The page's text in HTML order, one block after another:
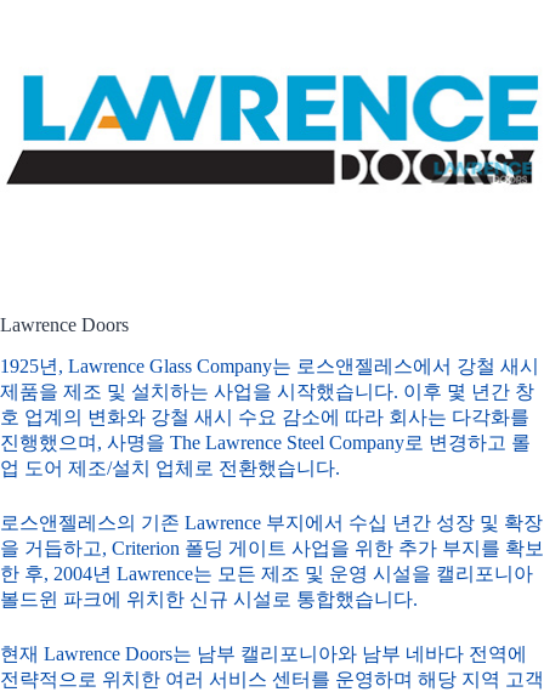
Lawrence Doors
1925년, Lawrence Glass Company는 로스앤젤레스에서 강철 새시
제품을 제조 및 설치하는 사업을 시작했습니다. 이후 몇 년간 창
호 업계의 변화와 강철 새시 수요 감소에 따라 회사는 다각화를
진행했으며, 사명을 The Lawrence Steel Company로 변경하고 롤
업 도어 제조/설치 업체로 전환했습니다.
로스앤젤레스의 기존 Lawrence 부지에서 수십 년간 성장 및 확장
을 거듭하고, Criterion 폴딩 게이트 사업을 위한 추가 부지를 확보
한 후, 2004년 Lawrence는 모든 제조 및 운영 시설을 캘리포니아
볼드윈 파크에 위치한 신규 시설로 통합했습니다.
현재 Lawrence Doors는 남부 캘리포니아와 남부 네바다 전역에
전략적으로 위치한 여러 서비스 센터를 운영하며 해당 지역 고객